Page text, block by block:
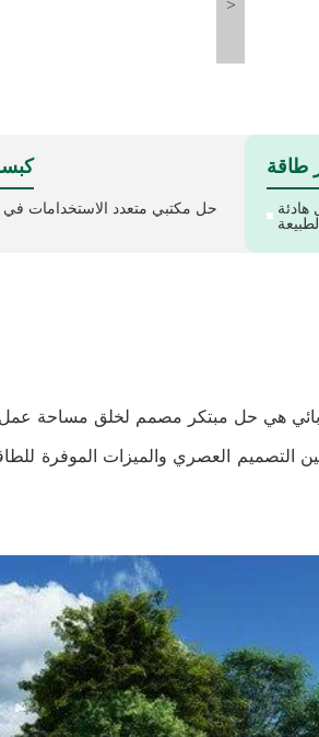
>
حل مكتبي متعدد الاستخدامات في
طاقة
هي حل مبتكر مصمم لخلق مساحة عمل
العصري والميزات الموفرة